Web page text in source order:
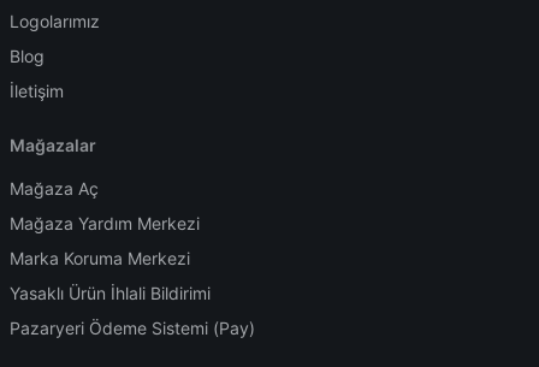
Logolarımız
Blog
İletişim
Mağazalar
Mağaza Aç
Mağaza Yardım Merkezi
Marka Koruma Merkezi
Yasaklı Ürün İhlali Bildirimi
Pazaryeri Ödeme Sistemi (Pay)